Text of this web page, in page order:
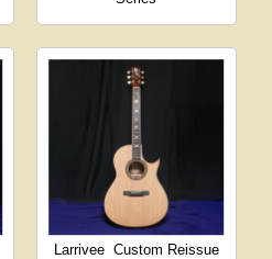
Larrivee Custom Reissue